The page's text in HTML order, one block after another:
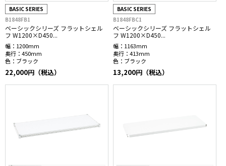
BASIC SERIES
B1848FB1
ベーシックシリーズ フラットシェル
フ W1200×D450...
幅： 1200mm
奥行： 450mm
色： ブラック
22,000円（税込）
BASIC SERIES
B1848FBC1
ベーシックシリーズ フラットシェル
フ W1200×D450...
幅： 1163mm
奥行： 413mm
色： ブラック
13,200円（税込）